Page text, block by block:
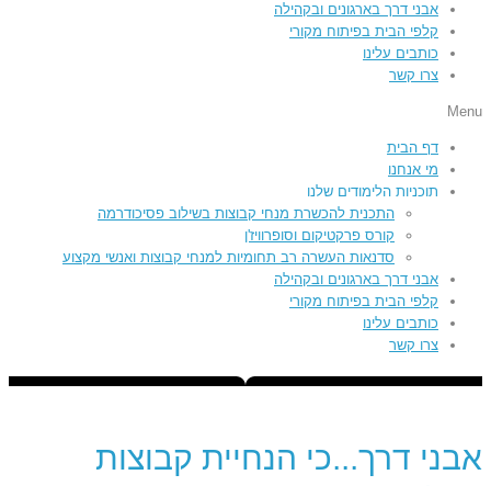
אבני דרך בארגונים ובקהילה
קלפי הבית בפיתוח מקורי
כותבים עלינו
צרו קשר
Menu
דף הבית
מי אנחנו
תוכניות הלימודים שלנו
התכנית להכשרת מנחי קבוצות בשילוב פסיכודרמה
קורס פרקטיקום וסופרוויז'ן
סדנאות העשרה רב תחומיות למנחי קבוצות ואנשי מקצוע
אבני דרך בארגונים ובקהילה
קלפי הבית בפיתוח מקורי
כותבים עלינו
צרו קשר
אבני דרך...כי הנחיית קבוצות